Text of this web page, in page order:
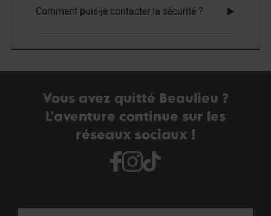
Comment puis-je contacter la sécurité ?
Vous avez quitté Beaulieu ?
L'aventure continue sur les
réseaux sociaux !